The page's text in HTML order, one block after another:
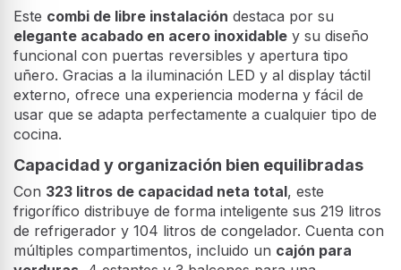
Este combi de libre instalación destaca por su
elegante acabado en acero inoxidable y su diseño
funcional con puertas reversibles y apertura tipo
uñero. Gracias a la iluminación LED y al display táctil
externo, ofrece una experiencia moderna y fácil de
usar que se adapta perfectamente a cualquier tipo de
cocina.
Capacidad y organización bien equilibradas
Con 323 litros de capacidad neta total, este
frigorífico distribuye de forma inteligente sus 219 litros
de refrigerador y 104 litros de congelador. Cuenta con
múltiples compartimentos, incluido un cajón para